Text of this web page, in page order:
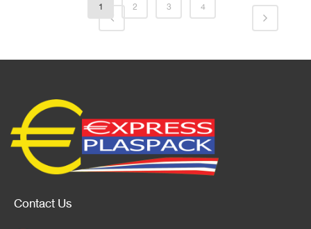
1 2 3 4
Contact Us